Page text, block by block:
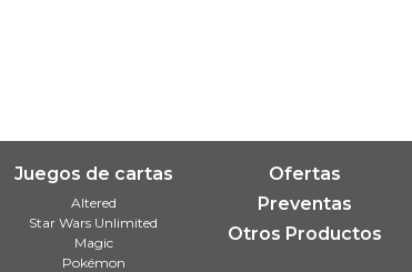
Juegos de cartas
Altered
Star Wars Unlimited
Magic
Pokémon
Ofertas
Preventas
Otros Productos